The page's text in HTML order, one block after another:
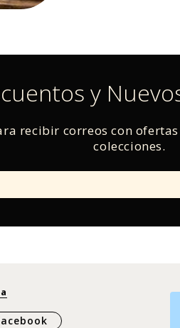
y
recibir correos con
colecciones.